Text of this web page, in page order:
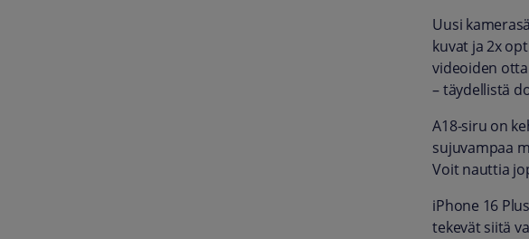
Uusi
kuvat ja 2x
videoiden
– täydellistä
A18-siru on
sujuvampaa
Voit nauttia
iPhone 16
tekevät siitä